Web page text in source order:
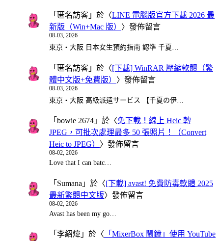
「 匿名訪客 」於〈LINE 電腦版官方下載 2026 最
新版（Win+Mac 版） 〉發佈留言
08-03, 2026
東京・大阪 日本女生預約指南 認準 千夏…
「 匿名訪客 」於〈[下載] WinRAR 壓縮軟體（繁
體中文版+免費版） 〉發佈留言
08-03, 2026
東京・大阪 高級派遣サービス 【千夏の伊…
「 bowie 2674 」於〈免下載！線上 Heic 轉
JPEG，可批次處理最多 50 張照片！（Convert
Heic to JPEG） 〉發佈留言
08-02, 2026
Love that I can batc…
「 Sumana 」於〈[下載] avast! 免費防毒軟體 2025
最新繁體中文版〉發佈留言
08-02, 2026
Avast has been my go…
「 李紹煒 」於〈 「MixerBox 鬧鐘」使用 YouTube